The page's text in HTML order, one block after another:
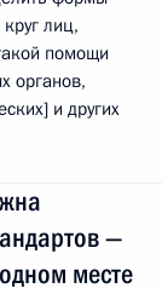
лиц,
помощи
органов,
и других
—
месте